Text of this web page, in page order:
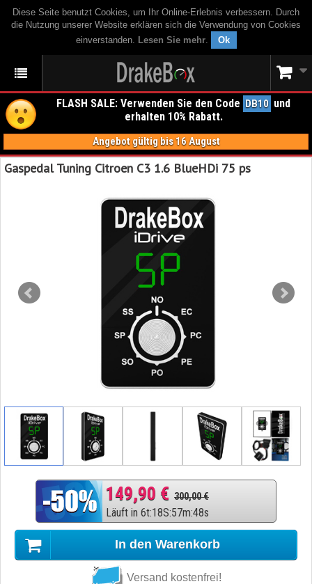
Diese Seite benutzt Cookies, um Ihr Online-Erlebnis verbessern. Durch
die Nutzung unserer Website erklären sich die Verwendung von Cookies
einverstanden. Lesen Sie mehr. Ok
FLASH SALE: Verwenden Sie den Code DB10 und
erhalten 10% Rabatt.
Angebot gültig bis 16 August
Gaspedal Tuning Citroen C3 1.6 BlueHDi 75 ps
149,90 € 300,00 €
Läuft in 6t:18S:57m:48s
In den Warenkorb
Versand kostenfrei!